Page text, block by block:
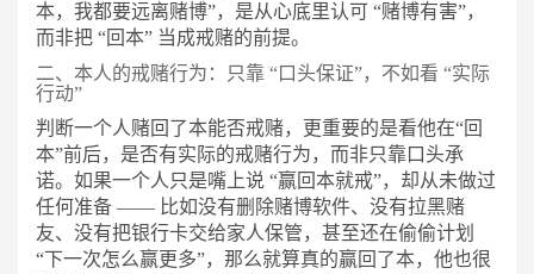
本，我都要远离赌博”，是从心底里认可 “赌博有害”，
而非把 “回本” 当成戒赌的前提。
二、本人的戒赌行为：只靠 “口头保证”，不如看 “实际
行动”
判断一个人赌回了本能否戒赌，更重要的是看他在“回
本”前后，是否有实际的戒赌行为，而非只靠口头承
诺。如果一个人只是嘴上说 “赢回本就戒”，却从未做过
任何准备 —— 比如没有删除赌博软件、没有拉黑赌
友、没有把银行卡交给家人保管，甚至还在偷偷计划
“下一次怎么赢更多”，那么就算真的赢回了本，他也很